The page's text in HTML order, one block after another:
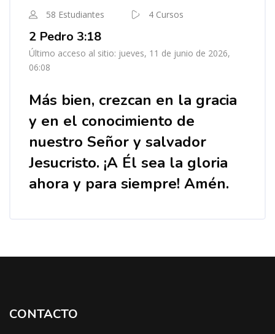
58 Estudiantes 4 Cursos
2 Pedro 3:18
Último acceso al sitio: jueves, 11 de junio de 2026,
06:08
Más bien, crezcan en la gracia
y en el conocimiento de
nuestro Señor y salvador
Jesucristo. ¡A Él sea la gloria
ahora y para siempre! Amén.
CONTACTO